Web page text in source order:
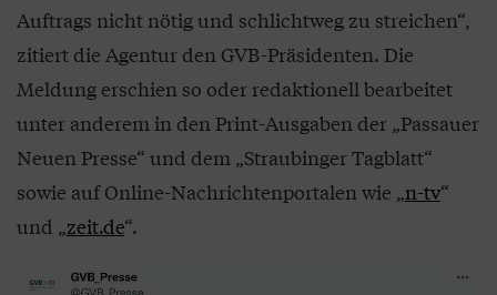
Auftrags nicht nötig und schlichtweg zu streichen“,
zitiert die Agentur den GVB-Präsidenten. Die
Meldung erschien so oder redaktionell bearbeitet
unter anderem in den Print-Ausgaben der „Passauer
Neuen Presse“ und dem „Straubinger Tagblatt“
sowie auf Online-Nachrichtenportalen wie „n-tv“
und „zeit.de“.